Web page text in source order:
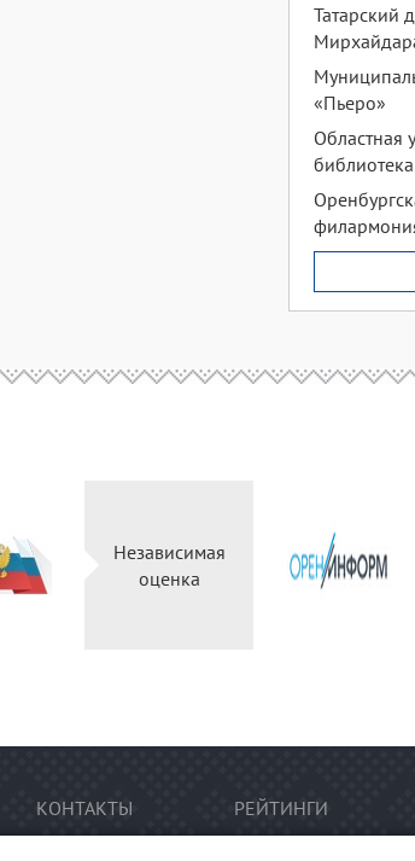
Татарский
«Пьеро»
Областная
Независимая
оценка
КОНТАКТЫ РЕЙТИНГИ